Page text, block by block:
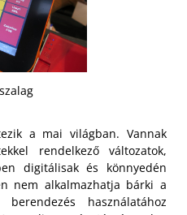
a mai világban. Vannak
rendelkező változatok,
digitálisak és könnyedén
nem alkalmazhatja bárki a
használatához